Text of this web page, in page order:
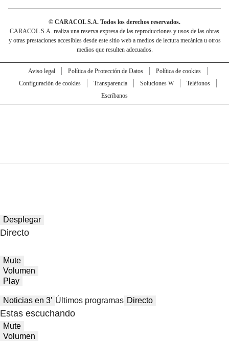
© CARACOL S.A. Todos los derechos reservados.
CARACOL S.A. realiza una reserva expresa de las reproducciones y usos de las obras
y otras prestaciones accesibles desde este sitio web a medios de lectura mecánica u otros
medios que resulten adecuados.
Aviso legal Política de Protección de Datos
Política de cookies
Configuración de cookies
Transparencia Soluciones W
Teléfonos
Escríbanos
Desplegar
Directo
Mute
Volumen
Play
Noticias en 3′ Últimos programas Directo
Estas escuchando
Mute
Volumen